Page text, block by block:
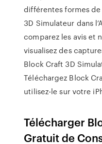
différentes formes
3D Simulateur dans
comparez les avis et
visualisez des
Block Craft 3D
Téléchargez Block
utilisez-le sur votre
Télécharger
Gratuit de